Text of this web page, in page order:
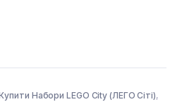
Набори LEGO City (ЛЕГО Сіті),